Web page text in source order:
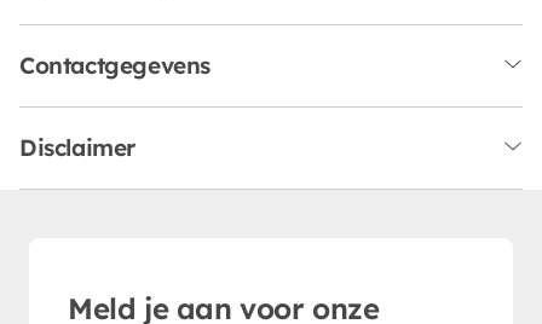
Contactgegevens
Disclaimer
Meld je aan voor onze